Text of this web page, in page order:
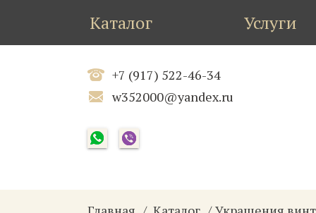
Каталог Услуги
+7 (917) 522-46-34
w352000@yandex.ru